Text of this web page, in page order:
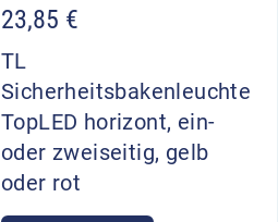
23,85 €
TL
Sicherheitsbakenleuchte
TopLED horizont, ein-
oder zweiseitig, gelb
oder rot